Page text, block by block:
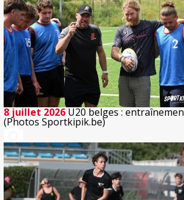
8 juillet 2026 U20 belges :
(Photos Sportkipik.be)